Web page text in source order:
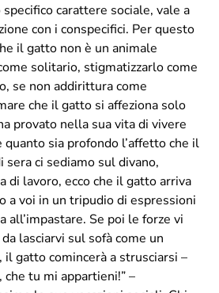
carattere sociale, vale a
con i conspecifici. Per questo
il gatto non è un animale
solitario, stigmatizzarlo come
se non addirittura come
che il gatto si affeziona solo
provato nella sua vita di vivere
quanto sia profondo l’affetto che il
sera ci sediamo sul divano,
di lavoro, ecco che il gatto arriva
a voi in un tripudio di espressioni
all’impastare. Se poi le forze vi
lasciarvi sul sofà come un
gatto comincerà a strusciarsi –
che tu mi appartieni!” –